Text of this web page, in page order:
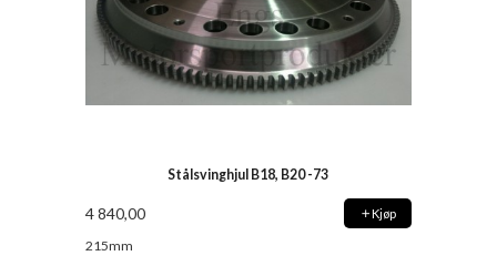
Stålsvinghjul B18, B20 -73
4 840,00 Kjøp
215mm